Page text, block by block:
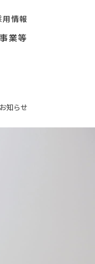
用情報
業等
知らせ